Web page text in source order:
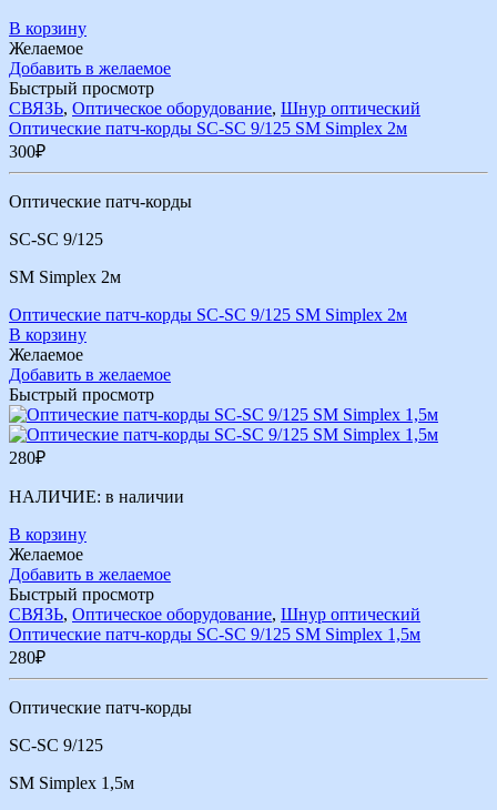
В корзину
Желаемое
Добавить в желаемое
Быстрый просмотр
СВЯЗЬ, Оптическое оборудование, Шнур оптический
Оптические патч-корды SC-SC 9/125 SM Simplex 2м
300₽
Оптические патч-корды
SC-SC 9/125
SM Simplex 2м
Оптические патч-корды SC-SC 9/125 SM Simplex 2м
В корзину
Желаемое
Добавить в желаемое
Быстрый просмотр
280₽
НАЛИЧИЕ: в наличии
В корзину
Желаемое
Добавить в желаемое
Быстрый просмотр
СВЯЗЬ, Оптическое оборудование, Шнур оптический
Оптические патч-корды SC-SC 9/125 SM Simplex 1,5м
280₽
Оптические патч-корды
SC-SC 9/125
SM Simplex 1,5м